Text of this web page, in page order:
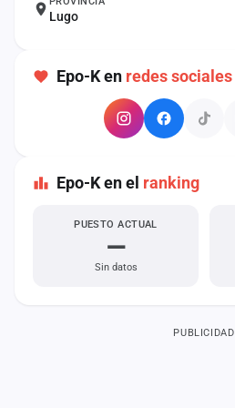
Lugo
Epo-K en redes sociales
Epo-K en el ranking
PUESTO ACTUAL
—
Sin datos
PUBLICIDAD
Agencias
Rankings